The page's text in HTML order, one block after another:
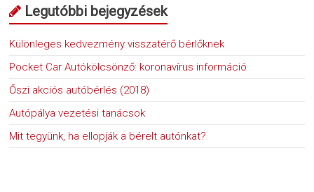
Legutóbbi bejegyzések
Különleges kedvezmény visszatérő bérlőknek
Pocket Car Autókölcsönző: koronavírus információ
Őszi akciós autóbérlés (2018)
Autópálya vezetési tanácsok
Mit tegyünk, ha ellopják a bérelt autónkat?